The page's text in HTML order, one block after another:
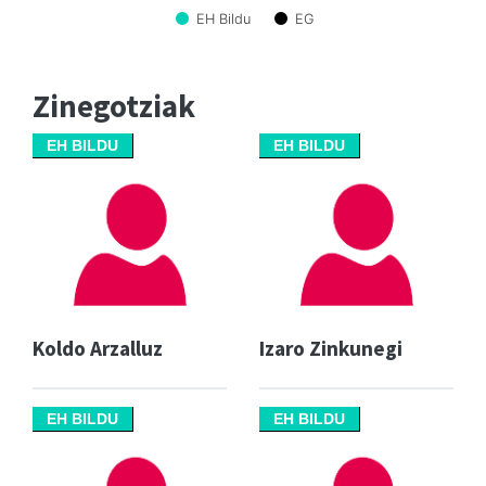
EH Bildu EG
Zinegotziak
EH BILDU
Koldo Arzalluz
EH BILDU
Izaro Zinkunegi
EH BILDU EH BILDU